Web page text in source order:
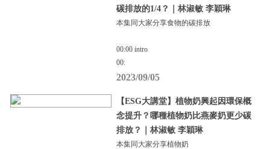
碳排放的1/4？｜林淑敏 李穎琳
本集同大家分享食物的碳排放
00:00 intro
00:
2023/09/05
【ESG大講堂】植物奶興起因環保概
念提升？哪種植物奶比燕麥奶更少碳
排放？｜林淑敏 李穎琳
本集同大家分享植物奶